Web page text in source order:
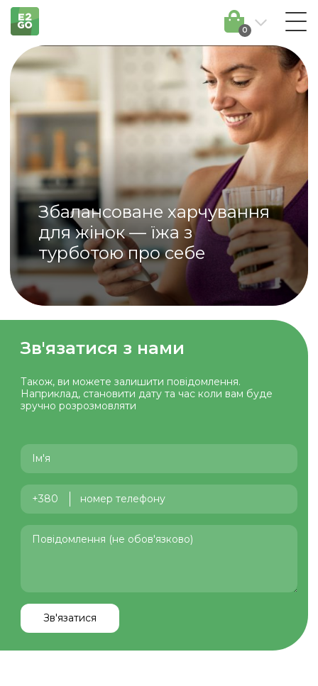
0
Збалансоване харчування
для жінок — їжа з
турботою про себе
Зв'язатися з нами
Також, ви можете залишити повiдомлення.
Наприклад, становити дату та час коли вам буде
зручно розрозмовляти
+380